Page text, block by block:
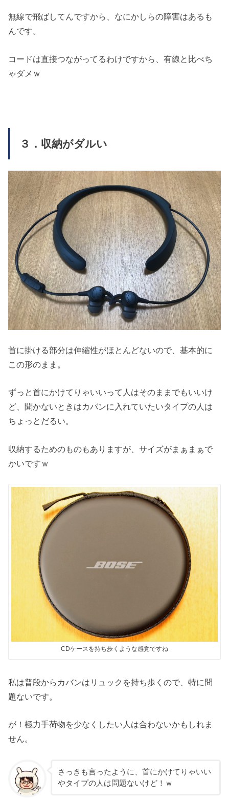
無線で飛ばしてんですから、なにかしらの障害はあるも
んです。
コードは直接つながってるわけですから、有線と比べち
ゃダメｗ
３．収納がダルい
首に掛ける部分は伸縮性がほとんどないので、基本的に
この形のまま。
ずっと首にかけてりゃいいって人はそのままでもいいけ
ど、聞かないときはカバンに入れていたいタイプの人は
ちょっとだるい。
収納するためのものもありますが、サイズがまぁまぁで
かいですｗ
CDケースを持ち歩くような感覚ですね
私は普段からカバンはリュックを持ち歩くので、特に問
題ないです。
が！極力手荷物を少なくしたい人は合わないかもしれま
せん。
さっきも言ったように、首にかけてりゃいい
やタイプの人は問題ないけど！ｗ